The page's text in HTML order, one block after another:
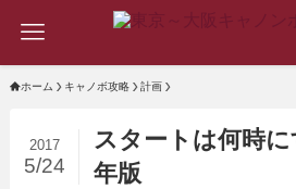
ホーム キャノボ攻略 計画
スタートは何時
年版
2017
5/24